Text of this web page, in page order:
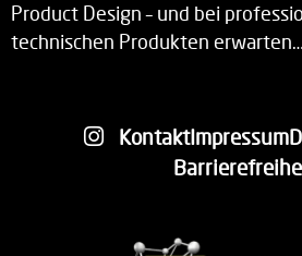
Product Design – und bei
technischen Produkten erwarten…
KontaktImpressum